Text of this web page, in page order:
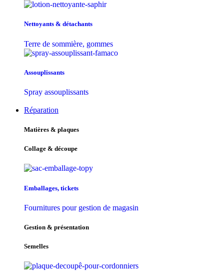
Nettoyants & détachants
Terre de sommière, gommes
Assouplissants
Spray assouplissants
Réparation
Matières & plaques
Collage & découpe
Emballages, tickets
Fournitures pour gestion de magasin
Gestion & présentation
Semelles